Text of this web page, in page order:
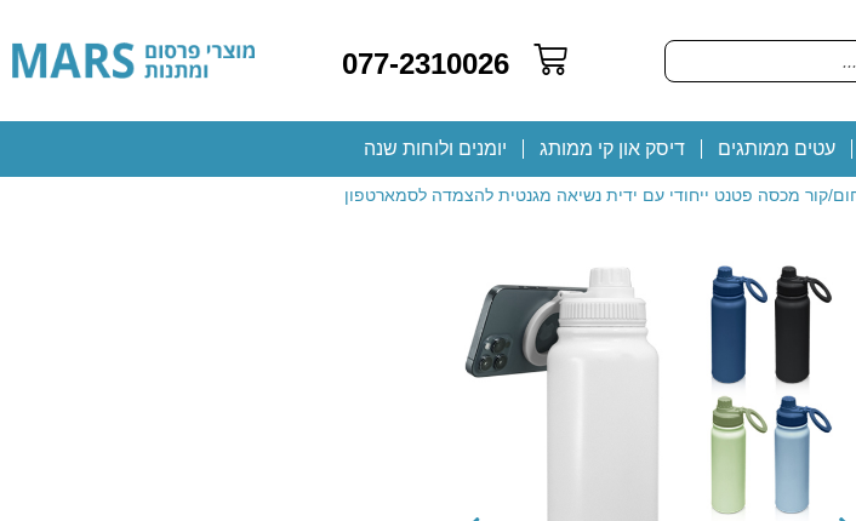
077-2310026
עטים ממותגים דיסק און קי ממותג יומנים ולוחות שנה
קור מכסה פטנט ייחודי עם ידית נשיאה מגנטית להצמדה לסמארטפון